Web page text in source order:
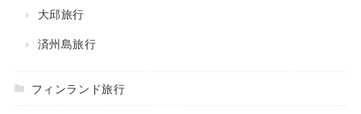
大邱旅行
済州島旅行
フィンランド旅行